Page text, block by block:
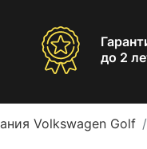
до 2
Volkswagen Golf